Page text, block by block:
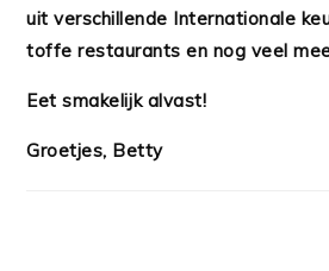
uit verschillende Internationale
toffe restaurants en nog veel
Eet smakelijk alvast!
Groetjes, Betty